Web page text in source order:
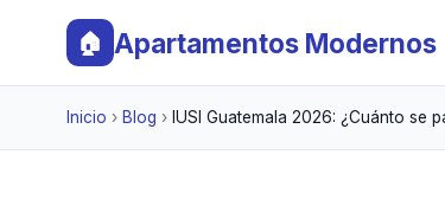
🏠 Apartamentos Modernos
Inicio › Blog › IUSI Guatemala 2026: ¿Cuánto se